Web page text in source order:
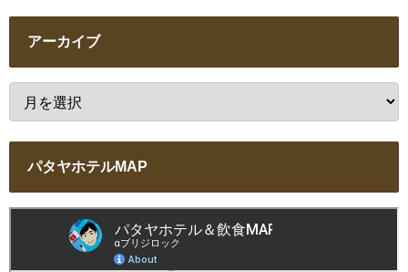
アーカイブ
パタヤホテルMAP